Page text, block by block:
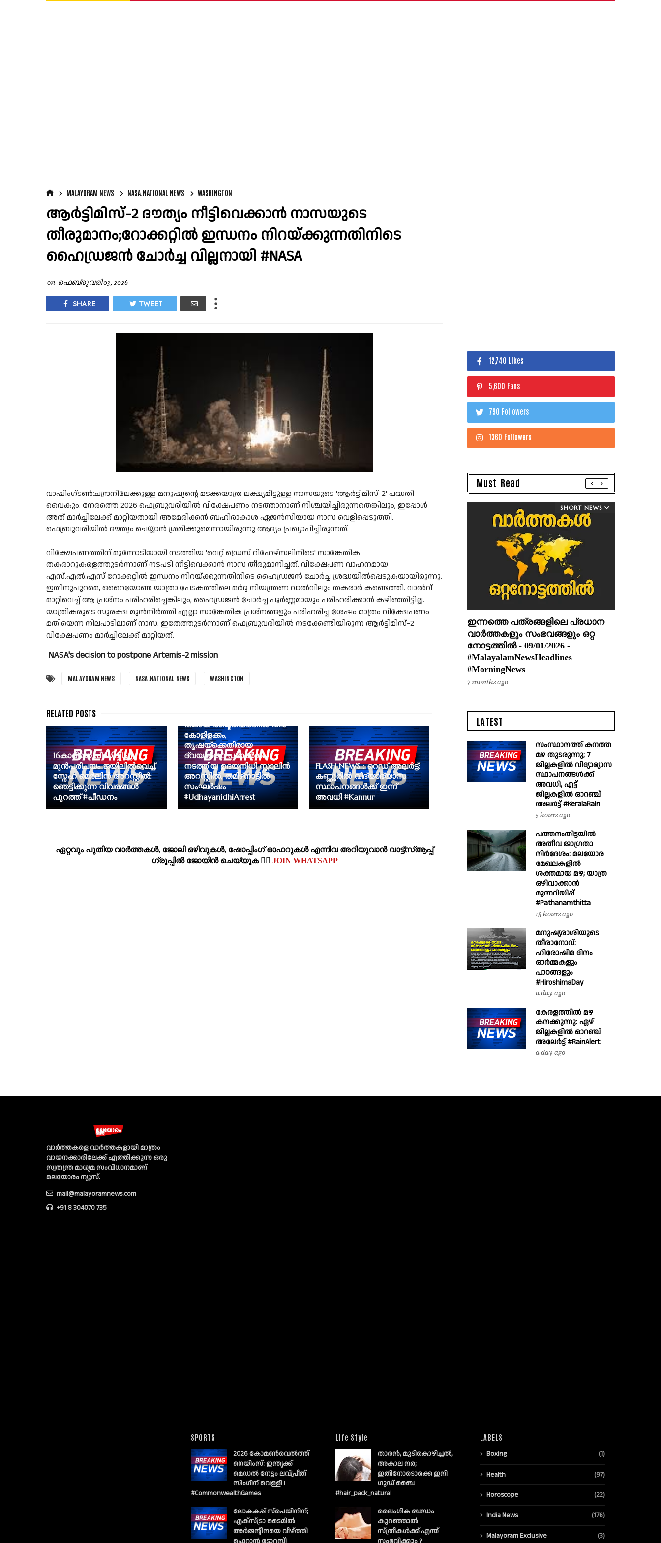
MALAYORAM NEWS NASA.NATIONAL NEWS WASHINGTON
ആർട്ടിമിസ്-2 ദൗത്യം നീട്ടിവെക്കാൻ നാസയുടെ
തീരുമാനം;റോക്കറ്റിൽ ഇന്ധനം നിറയ്ക്കുന്നതിനിടെ
ഹൈഡ്രജൻ ചോർച്ച വില്ലനായി #NASA
on ഫെബ്രുവരി 03, 2026
SHARE TWEET
വാഷിംഗ്ടൺ:ചന്ദ്രനിലേക്കുള്ള മനുഷ്യൻ്റെ മടക്കയാത്ര ലക്ഷ്യമിട്ടുള്ള നാസയുടെ 'ആർട്ടിമിസ്-2' പദ്ധതി
വൈകും. നേരത്തെ 2026 ഫെബ്രുവരിയിൽ വിക്ഷേപണം നടത്താനാണ് നിശ്ചയിച്ചിരുന്നതെങ്കിലും, ഇപ്പോൾ
അത് മാർച്ചിലേക്ക് മാറ്റിയതായി അമേരിക്കൻ ബഹിരാകാശ ഏജൻസിയായ നാസ വെളിപ്പെടുത്തി.
ഫെബ്രുവരിയിൽ ദൗത്യം ചെയ്യാൻ ശ്രമിക്കുമെന്നായിരുന്നു ആദ്യം പ്രഖ്യാപിച്ചിരുന്നത്.
വിക്ഷേപണത്തിന് മുന്നോടിയായി നടത്തിയ 'വെറ്റ് ഡ്രെസ് റിഹേഴ്സലിനിടെ' സാങ്കേതിക
തകരാറുകളെത്തുടർന്നാണ് നടപടി നീട്ടിവെക്കാൻ നാസ തീരുമാനിച്ചത്. വിക്ഷേപണ വാഹനമായ
എസ്.എൽ.എസ് റോക്കറ്റിൽ ഇന്ധനം നിറയ്ക്കുന്നതിനിടെ ഹൈഡ്രജൻ ചോർച്ച ശ്രദ്ധയിൽപ്പെടുകയായിരുന്നു.
ഇതിനുപുറമെ, ഒറൈയോൺ യാത്രാ പേടകത്തിലെ മർദ്ദ നിയന്ത്രണ വാൽവിലും തകരാർ കണ്ടെത്തി. വാൽവ്
മാറ്റിവെച്ച് ആ പ്രശ്നം പരിഹരിച്ചെങ്കിലും, ഹൈഡ്രജൻ ചോർച്ച പൂർണ്ണമായും പരിഹരിക്കാൻ കഴിഞ്ഞിട്ടില്ല.
യാത്രികരുടെ സുരക്ഷ മുൻനിർത്തി എല്ലാ സാങ്കേതിക പ്രശ്നങ്ങളും പരിഹരിച്ച ശേഷം മാത്രം വിക്ഷേപണം
മതിയെന്ന നിലപാടിലാണ് നാസ. ഇതേത്തുടർന്നാണ് ഫെബ്രുവരിയിൽ നടക്കേണ്ടിയിരുന്ന ആർട്ടിമിസ്-2
വിക്ഷേപണം മാർച്ചിലേക്ക് മാറ്റിയത്.
NASA's decision to postpone Artemis-2 mission
MALAYORAM NEWS NASA.NATIONAL NEWS WASHINGTON
16കാരിയെ പീഡിപ്പിച്ചു;
മുൻപരിചയം ജയിലിൽവെച്ച്,
സ്നേഹ മെർലിൻ അറസ്റ്റിൽ:
ഞെട്ടിക്കുന്ന വിവരങ്ങൾ
പുറത്ത് #പീഡനം
തമിഴക രാഷ്ട്രീയത്തിൽ വൻ
കോളിളക്കം,
തൃഷയ്‌ക്കെതിരായ
ദ്വയാർത്ഥ പരാമർശം
നടത്തിയ ഉദയനിധി സ്റ്റാലിൻ
അറസ്റ്റിൽ, തമിഴ്‌നാട്ടിൽ
സംഘർഷം
#UdhayanidhiArrest
FLASH NEWS : റെഡ് അലർട്ട്:
കണ്ണൂരിൽ വിദ്യാഭ്യാസ
സ്ഥാപനങ്ങൾക്ക് ഇന്ന്
അവധി #Kannur
ഏറ്റവും പുതിയ വാര്‍ത്തകള്‍, ജോലി ഒഴിവുകള്‍, ഷോപ്പിംഗ്‌ ഓഫറുകള്‍ എന്നിവ അറിയുവാന്‍ വാട്ട്സ്ആപ്പ്
ഗ്രൂപ്പില്‍ ജോയിന്‍ ചെയ്യുക 👉🏽 JOIN WHATSAPP
12,740 Likes
5,600 Fans
790 Followers
1360 Followers
Must Read
SHORT NEWS
ഇന്നത്തെ പത്രങ്ങളിലെ പ്രധാന
വാർത്തകളും സംഭവങ്ങളും ഒറ്റ
നോട്ടത്തിൽ - 09/01/2026 -
#MalayalamNewsHeadlines
#MorningNews
7 months ago
LATEST
സംസ്ഥാനത്ത് കനത്ത
മഴ തുടരുന്നു; 7
ജില്ലകളിൽ വിദ്യാഭ്യാസ
സ്ഥാപനങ്ങൾക്ക്
അവധി, എട്ട്
ജില്ലകളിൽ ഓറഞ്ച്
അലർട്ട് #KeralaRain
5 hours ago
പത്തനംതിട്ടയിൽ
അതീവ ജാഗ്രതാ
നിർദേശം: മലയോര
മേഖലകളിൽ
ശക്തമായ മഴ; യാത്ര
ഒഴിവാക്കാൻ
മുന്നറിയിപ്പ്
#Pathanamthitta
18 hours ago
മനുഷ്യരാശിയുടെ
തീരാനോവ്:
ഹിരോഷിമ ദിനം
ഓർമ്മകളും
പാഠങ്ങളും
#HiroshimaDay
a day ago
കേരളത്തിൽ മഴ
കനക്കുന്നു: ഏഴ്
ജില്ലകളിൽ ഓറഞ്ച്
അലേർട്ട് #RainAlert
a day ago
വാര്‍ത്തകളെ വാര്‍ത്തകളായി മാത്രം
വായനക്കാരിലേക്ക് എത്തിക്കുന്ന ഒരു
സ്വതന്ത്ര മാധ്യമ സംവിധാനമാണ്
മലയോരം ന്യൂസ്‌.
mail@malayoramnews.com
+91 8 304070 735
SPORTS
2026 കോമൺവെൽത്ത്
ഗെയിംസ്: ഇന്ത്യക്ക്
മെഡൽ നേട്ടം ലവ്പ്രീത്
സിംഗിന് വെള്ളി !
#CommonwealthGames
ലോകകപ്പ് സ്പെയിനിന്;
എക്സ്ട്രാ ടൈമിൽ
അർജന്റീനയെ വീഴ്ത്തി
ഫെറാൻ ടോറസ്!
Life Style
താരൻ, മുടികൊഴിച്ചൽ,
അകാല നര;
ഇതിനോടൊക്കെ ഇനി
ഗുഡ് ബൈ
#hair_pack_natural
ലൈംഗിക ബന്ധം
കുറഞ്ഞാല്‍
സ്ത്രീകള്‍ക്ക് എന്ത്
സംഭവിക്കും ?
LABELS
Boxing (1)
Health (97)
Horoscope (22)
India News (176)
Malayoram Exclusive (3)